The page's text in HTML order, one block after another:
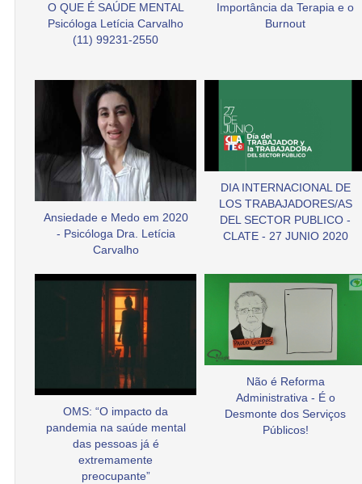
O QUE É SAÚDE MENTAL
Psicóloga Letícia Carvalho
(11) 99231-2550
Importância da Terapia e o
Burnout
Ansiedade e Medo em 2020
- Psicóloga Dra. Letícia
Carvalho
DIA INTERNACIONAL DE
LOS TRABAJADORES/AS
DEL SECTOR PUBLICO -
CLATE - 27 JUNIO 2020
OMS: “O impacto da
pandemia na saúde mental
das pessoas já é
extremamente
preocupante”
Não é Reforma
Administrativa - É o
Desmonte dos Serviços
Públicos!